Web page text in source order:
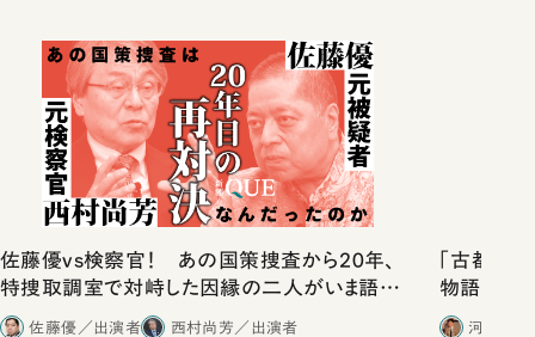
佐藤優vs検察官！ あの国策捜査から20年、
特捜取調室で対峙した因縁の二人がいま語り
合ったこと
佐藤優／出演者 西村尚芳／出演者
「古都」
物語」に
河野有